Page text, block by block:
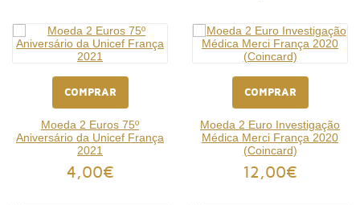
COMPRAR
Moeda 2 Euros 75º
Aniversário da Unicef França
2021
4,00€
COMPRAR
Moeda 2 Euro Investigação
Médica Merci França 2020
(Coincard)
12,00€